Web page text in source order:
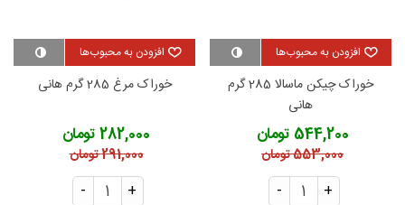
افزودن به محبوب‌ها
خوراک چیکن ماسالا 285 گرم
هانی
544,200 تومان
553,000 تومان
- +
افزودن به محبوب‌ها
خوراک مرغ 285 گرم هانی
282,000 تومان
291,000 تومان
- +